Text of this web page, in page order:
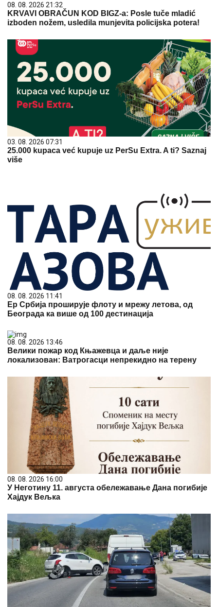
08. 08. 2026 21:32
KRVAVI OBRAČUN KOD BIGZ-a: Posle tuče mladić
izboden nožem, usledila munjevita policijska potera!
03. 08. 2026 07:31
25.000 kupaca već kupuje uz PerSu Extra. A ti? Saznaj
više
08. 08. 2026 11:41
Ер Србија проширује флоту и мрежу летова, од
Београда ка више од 100 дестинација
08. 08. 2026 13:46
Велики пожар код Књажевца и даље није
локализован: Ватрогасци непрекидно на терену
08. 08. 2026 16:00
У Неготину 11. августа обележавање Дана погибије
Хајдук Вељка